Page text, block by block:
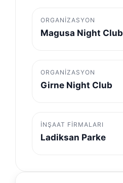
ORGANIZASYON
Magusa Night Club
ORGANIZASYON
Girne Night Club
İNŞAAT FIRMALARI
Ladiksan Parke